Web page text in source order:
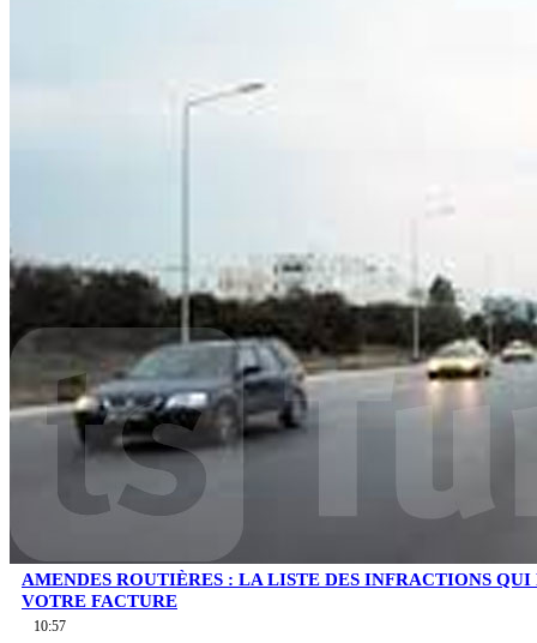
AMENDES ROUTIÈRES : LA LISTE DES INFRACTIONS
VOTRE FACTURE
10:57